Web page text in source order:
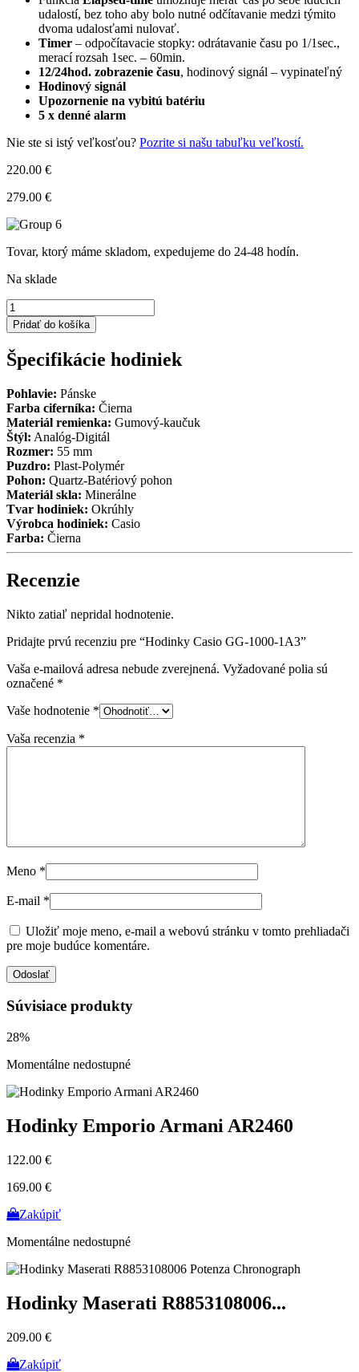
udalostí, bez toho aby bolo nutné odčítavanie medzi týmito
dvoma udalosťami nulovať.
Timer – odpočítavacie stopky: odrátavanie času po 1/1sec.,
merací rozsah 1sec. – 60min.
12/24hod. zobrazenie času, hodinový signál – vypinateľný
Hodinový signál
Upozornenie na vybitú batériu
5 x denné alarm
Nie ste si istý veľkosťou? Pozrite si našu tabuľku veľkostí.
220.00 €
279.00 €
Tovar, ktorý máme skladom, expedujeme do 24-48 hodín.
Na sklade
množstvo
Hodinky
Casio
GG-
1000-
Pridať do košíka
Špecifikácie hodiniek
Pohlavie: Pánske
Farba ciferníka: Čierna
Materiál remienka: Gumový-kaučuk
Štýl: Analóg-Digitál
Rozmer: 55 mm
Puzdro: Plast-Polymér
Pohon: Quartz-Batériový pohon
Materiál skla: Minerálne
Tvar hodiniek: Okrúhly
Výrobca hodiniek: Casio
Farba: Čierna
Recenzie
Nikto zatiaľ nepridal hodnotenie.
Pridajte prvú recenziu pre “Hodinky Casio GG-1000-1A3”
Vaša e-mailová adresa nebude zverejnená. Vyžadované polia sú
označené *
Vaše hodnotenie *
Vaša recenzia *
Meno *
E-mail *
Uložiť moje meno, e-mail a webovú stránku v tomto prehliadači
pre moje budúce komentáre.
Súvisiace produkty
28%
Momentálne nedostupné
Hodinky Emporio Armani AR2460
122.00 €
169.00 €
Zakúpiť
Momentálne nedostupné
Hodinky Maserati R8853108006...
209.00 €
Zakúpiť